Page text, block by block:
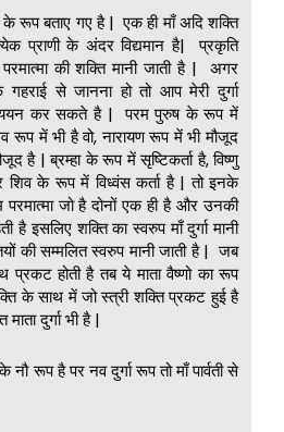
रूप बताए गए है | एक ही माँ अदि शक्ति
प्राणी के अंदर विद्यमान है| प्रकृति
की शक्ति मानी जाती है | अगर
से जानना हो तो आप मेरी दुर्गा
कर सकते है | परम पुरुष के रूप में
रूप में भी है वो, नारायण रूप में भी मौजूद
है | ब्रम्हा के रूप में सृष्टिकर्ता है, विष्णु
के रूप में विध्वंस कर्ता है | तो इनके
जो है दोनों एक ही है और उनकी
है इसलिए शक्ति का स्वरुप माँ दुर्गा मानी
की सम्मलित स्वरुप मानी जाती है | जब
होती है तब ये माता वैष्णो का रूप
के साथ में जो स्त्री शक्ति प्रकट हुई है
दुर्गा भी है |
नौ रूप है पर नव दुर्गा रूप तो माँ पार्वती से